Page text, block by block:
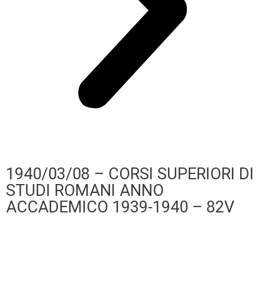
1940/03/08 – CORSI SUPERIORI DI
STUDI ROMANI ANNO
ACCADEMICO 1939-1940 – 82V